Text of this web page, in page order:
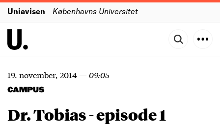
Uniavisen Københavns Universitet
19. november, 2014—09:05
CAMPUS
Dr. Tobias - episode 1